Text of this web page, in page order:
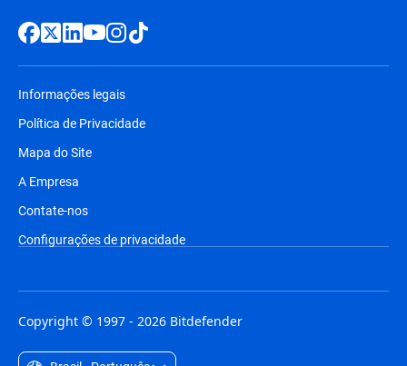
Informações legais
Política de Privacidade
Mapa do Site
A Empresa
Contate-nos
Configurações de privacidade
Copyright © 1997 - 2026 Bitdefender